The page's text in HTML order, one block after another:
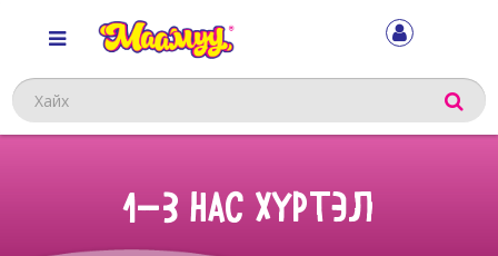
Хайх
1-3 НАС ХҮРТЭЛ